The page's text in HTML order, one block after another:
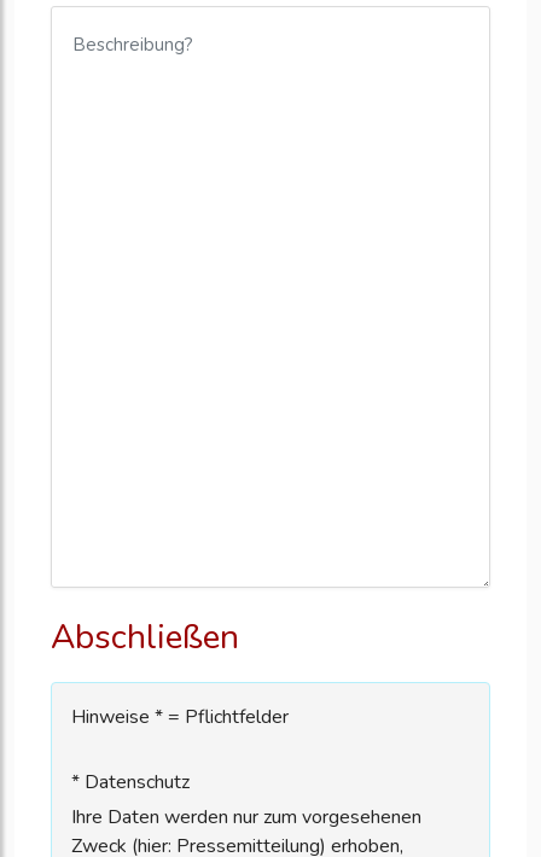
Abschließen
Hinweise * = Pflichtfelder
* Datenschutz
Ihre Daten werden nur zum vorgesehenen
Zweck (hier: Pressemitteilung) erhoben,